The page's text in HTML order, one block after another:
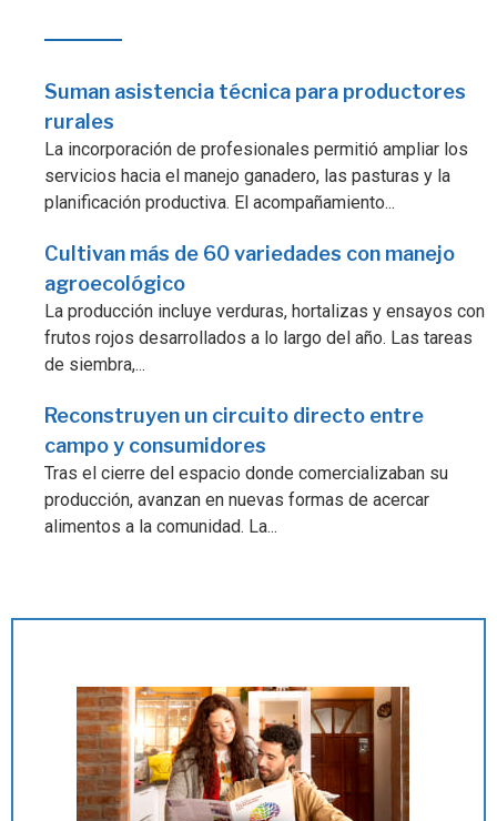
Suman asistencia técnica para productores
rurales
La incorporación de profesionales permitió ampliar los
servicios hacia el manejo ganadero, las pasturas y la
planificación productiva. El acompañamiento...
Cultivan más de 60 variedades con manejo
agroecológico
La producción incluye verduras, hortalizas y ensayos con
frutos rojos desarrollados a lo largo del año. Las tareas
de siembra,...
Reconstruyen un circuito directo entre
campo y consumidores
Tras el cierre del espacio donde comercializaban su
producción, avanzan en nuevas formas de acercar
alimentos a la comunidad. La...